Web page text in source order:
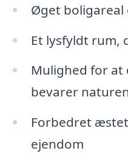
Øget
Et lysfyldt rum,
Mulighed for at
bevarer
Forbedret
ejendom